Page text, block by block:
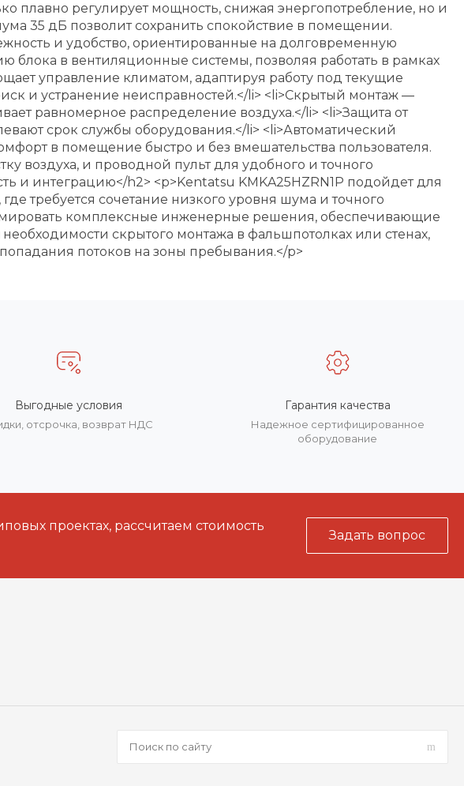
плавно регулирует мощность, снижая энергопотребление, но и
35 дБ позволит сохранить спокойствие в помещении.
и удобство, ориентированные на долговременную
блока в вентиляционные системы, позволяя работать в рамках
управление климатом, адаптируя работу под текущие
и устранение неисправностей.</li> <li>Скрытый монтаж —
равномерное распределение воздуха.</li> <li>Защита от
срок службы оборудования.</li> <li>Автоматический
в помещение быстро и без вмешательства пользователя.
воздуха, и проводной пульт для удобного и точного
и интеграцию</h2> <p>Kentatsu KMKA25HZRN1P подойдет для
требуется сочетание низкого уровня шума и точного
комплексные инженерные решения, обеспечивающие
скрытого монтажа в фальшпотолках или стенах,
потоков на зоны пребывания.</p>
Выгодные условия
отсрочка, возврат НДС
Гарантия качества
Надежное сертифицированное
оборудование
проектах, рассчитаем стоимость
Задать вопрос